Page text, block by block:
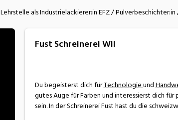
Lehrstelle als Industrielackierer:in EFZ /
Fust Schreinerei Wil
Du begeisterst dich fürTechnologieund
gutes Auge für Farben und interessierst dich
sein. In der Schreinerei Fust hast du die